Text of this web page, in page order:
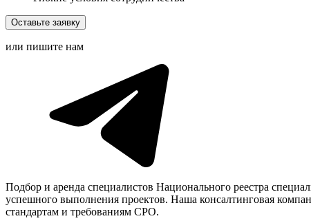
Оставьте заявку
или пишите нам
Подбор и аренда специалистов Национального реестра
успешного выполнения проектов. Наша консалтинговая
стандартам и требованиям СРО.